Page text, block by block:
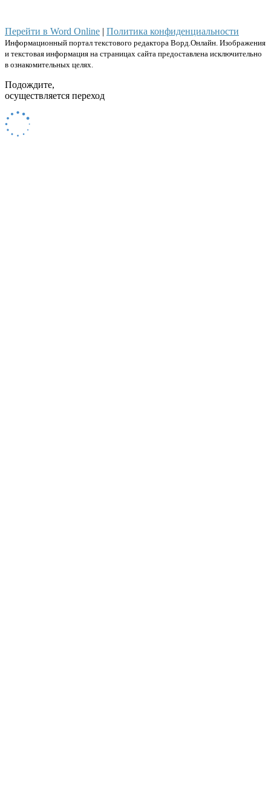
Перейти в Word Online | Политика конфиденциальности
Информационный портал текстового редактора Ворд.Онлайн. Изображения
и текстовая информация на страницах сайта предоставлена исключительно
в ознакомительных целях.
Подождите,
осуществляется переход